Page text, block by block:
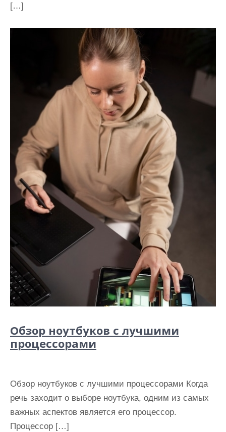
[…]
Обзор ноутбуков с лучшими
процессорами
Обзор ноутбуков с лучшими процессорами Когда
речь заходит о выборе ноутбука, одним из самых
важных аспектов является его процессор.
Процессор […]